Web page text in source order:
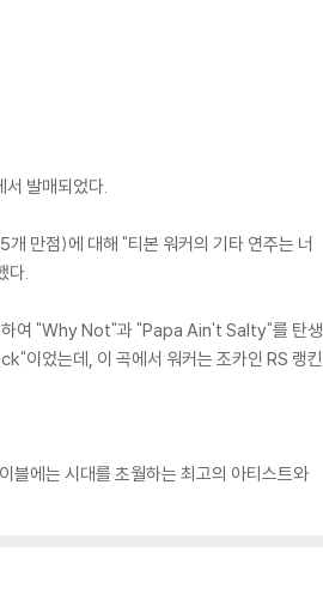
발매되었다.
만점)에 대해 "티본 워커의 기타 연주는 너
다.
하여 "Why Not"과 "Papa Ain't Salty"를 탄생
이었는데, 이 곡에서 워커는 조카인 RS 랭킨
에는 시대를 초월하는 최고의 아티스트와